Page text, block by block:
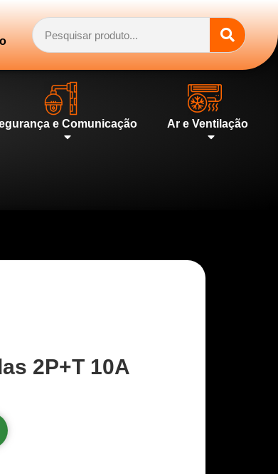
e Comunicação Ar e Ventilação
2P+T 10A